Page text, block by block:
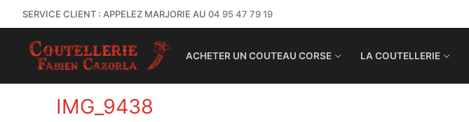
SERVICE CLIENT : APPELEZ MARJORIE AU 04 95 47 79 19
ACHETER UN COUTEAU CORSE LA COUTELLERIE
IMG_9438